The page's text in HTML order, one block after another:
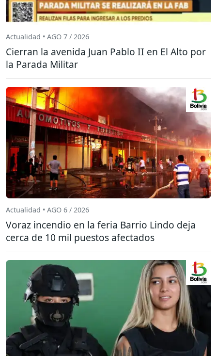
Actualidad • AGO 7 / 2026
Cierran la avenida Juan Pablo II en El Alto por
la Parada Militar
Actualidad • AGO 6 / 2026
Voraz incendio en la feria Barrio Lindo deja
cerca de 10 mil puestos afectados